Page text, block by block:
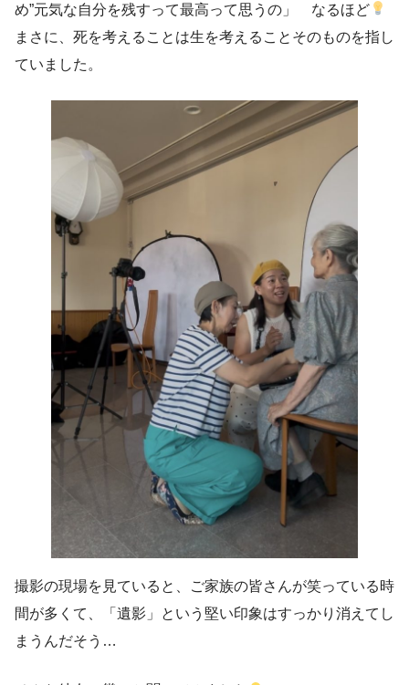
め”元気な自分を残すって最高って思うの」 なるほど
まさに、死を考えることは生を考えることそのものを指し
ていました。
撮影の現場を見ていると、ご家族の皆さんが笑っている時
間が多くて、「遺影」という堅い印象はすっかり消えてし
まうんだそう…